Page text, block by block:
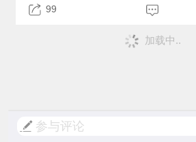
99
加载中..
参与评论